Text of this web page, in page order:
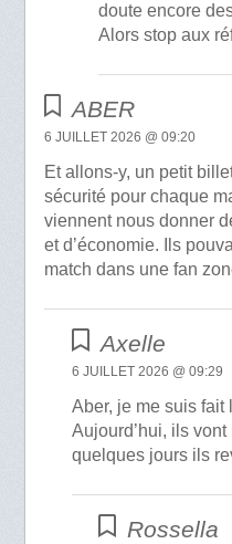
doute encore
Alors stop aux
ABER
6 JUILLET 2026 @ 09:20
Et allons-y, un petit
sécurité pour chaque
viennent nous donner
et d’économie. Ils
match dans une fan
Axelle
6 JUILLET 2026 @ 09:29
Aber, je me suis fait
Aujourd’hui, ils
quelques jours ils
Rossella